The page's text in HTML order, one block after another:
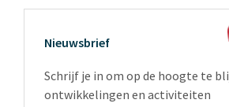
Nieuwsbrief
Schrijf je in om op de hoogte te
ontwikkelingen en activiteiten